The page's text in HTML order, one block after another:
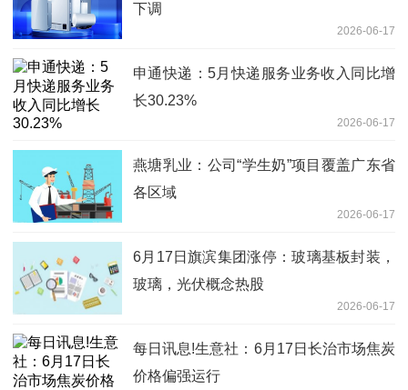
下调
2026-06-17
申通快递：5月快递服务业务收入同比增
长30.23%
2026-06-17
燕塘乳业：公司“学生奶”项目覆盖广东省
各区域
2026-06-17
6月17日旗滨集团涨停：玻璃基板封装，
玻璃，光伏概念热股
2026-06-17
每日讯息!生意社：6月17日长治市场焦炭
价格偏强运行